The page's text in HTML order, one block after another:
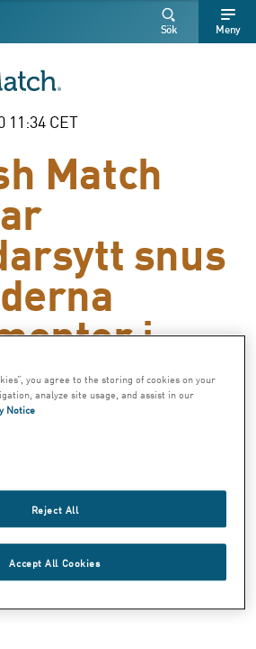
SÖK
Meny
Sök
11:34 CET
Match
snus
i
De två nya produkterna
Series” och är speciellt
tillgodose
önskemål om ett modernt
sig från andra varumärken
smak, format och
you agree to the storing of cookies on your
analyze site usage, and assist in our
Notice
Reject All
Accept All Cookies